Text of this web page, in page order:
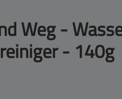
Weg -
- 140g